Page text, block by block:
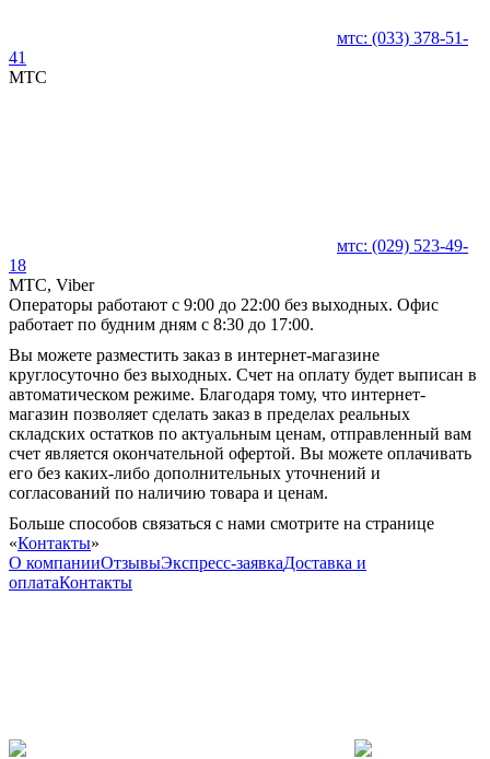
мтс: (033) 378-51-
41
MTC
мтс: (029) 523-49-
18
MTC, Viber
Операторы работают с 9:00 до 22:00 без выходных. Офис
работает по будним дням с 8:30 до 17:00.
Вы можете разместить заказ в интернет-магазине
круглосуточно без выходных. Счет на оплату будет выписан в
автоматическом режиме. Благодаря тому, что интернет-
магазин позволяет сделать заказ в пределах реальных
складских остатков по актуальным ценам, отправленный вам
счет является окончательной офертой. Вы можете оплачивать
его без каких-либо дополнительных уточнений и
согласований по наличию товара и ценам.
Больше способов связаться с нами смотрите на странице
«Контакты»
О компанииОтзывыЭкспресс-заявкаДоставка и
оплатаКонтакты